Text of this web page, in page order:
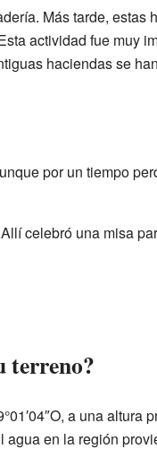
Más tarde, estas
actividad fue muy
haciendas se
por un tiempo
celebró una misa
terreno?
a una
en la región